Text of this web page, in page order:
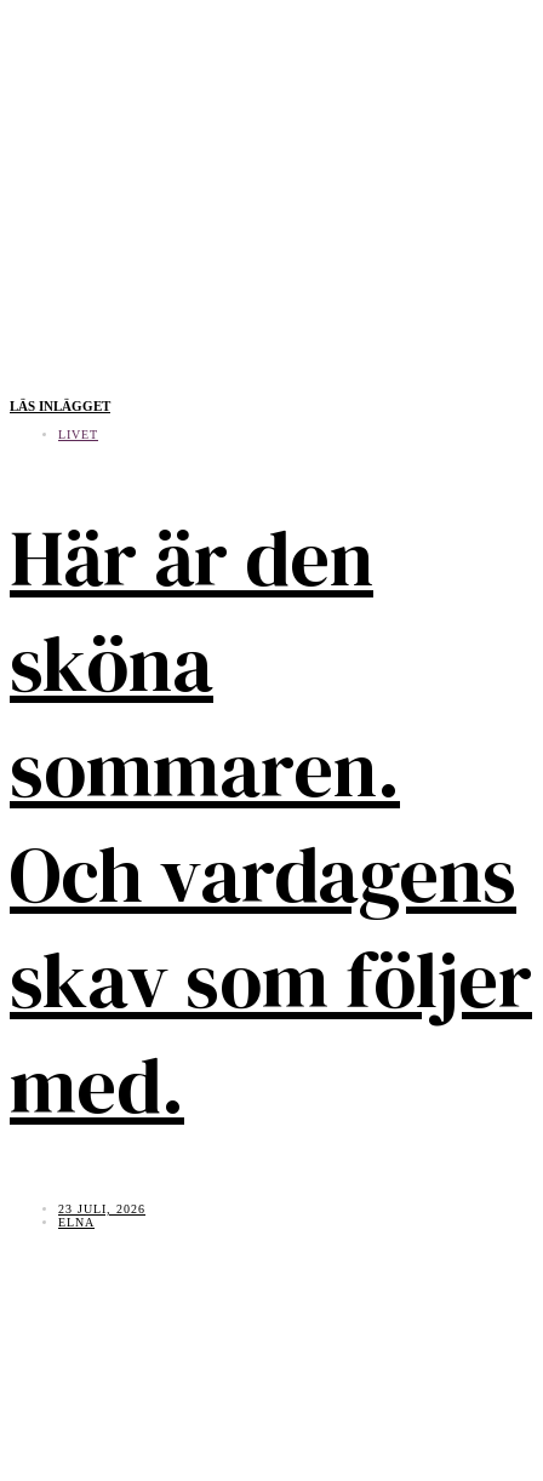
LÄS INLÄGGET
LIVET
Här är den
sköna
sommaren.
Och vardagens
skav som följer
med.
23 JULI, 2026
ELNA